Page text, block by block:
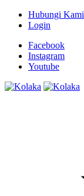
Hubungi Kami
Login
Facebook
Instagram
Youtube